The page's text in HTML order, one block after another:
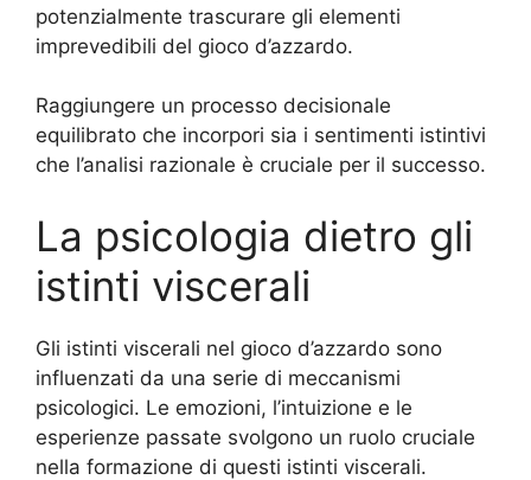
potenzialmente trascurare gli elementi
imprevedibili del gioco d’azzardo.
Raggiungere un processo decisionale
equilibrato che incorpori sia i sentimenti istintivi
che l’analisi razionale è cruciale per il successo.
La psicologia dietro gli
istinti viscerali
Gli istinti viscerali nel gioco d’azzardo sono
influenzati da una serie di meccanismi
psicologici. Le emozioni, l’intuizione e le
esperienze passate svolgono un ruolo cruciale
nella formazione di questi istinti viscerali.